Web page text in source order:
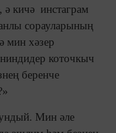
кичә инстаграм
сорауларының
мин хәзер
ниндидер коточкыч
беренче
Мин әле